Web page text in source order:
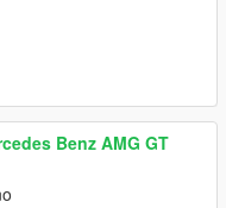
Benz AMG GT